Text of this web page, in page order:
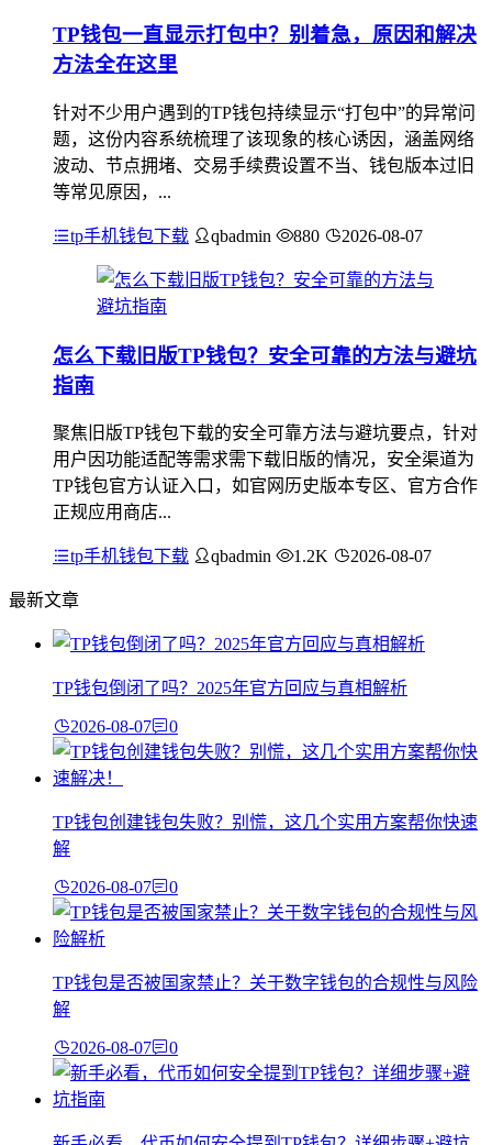
TP钱包一直显示打包中？别着急，原因和解决
方法全在这里
针对不少用户遇到的TP钱包持续显示“打包中”的异常问
题，这份内容系统梳理了该现象的核心诱因，涵盖网络
波动、节点拥堵、交易手续费设置不当、钱包版本过旧
等常见原因，...
tp手机钱包下载 qbadmin 880 2026-08-07
怎么下载旧版TP钱包？安全可靠的方法与避坑
指南
聚焦旧版TP钱包下载的安全可靠方法与避坑要点，针对
用户因功能适配等需求需下载旧版的情况，安全渠道为
TP钱包官方认证入口，如官网历史版本专区、官方合作
正规应用商店...
tp手机钱包下载 qbadmin 1.2K 2026-08-07
最新文章
TP钱包倒闭了吗？2025年官方回应与真相解析
2026-08-07 0
TP钱包创建钱包失败？别慌，这几个实用方案帮你快速
解
2026-08-07 0
TP钱包是否被国家禁止？关于数字钱包的合规性与风险
解
2026-08-07 0